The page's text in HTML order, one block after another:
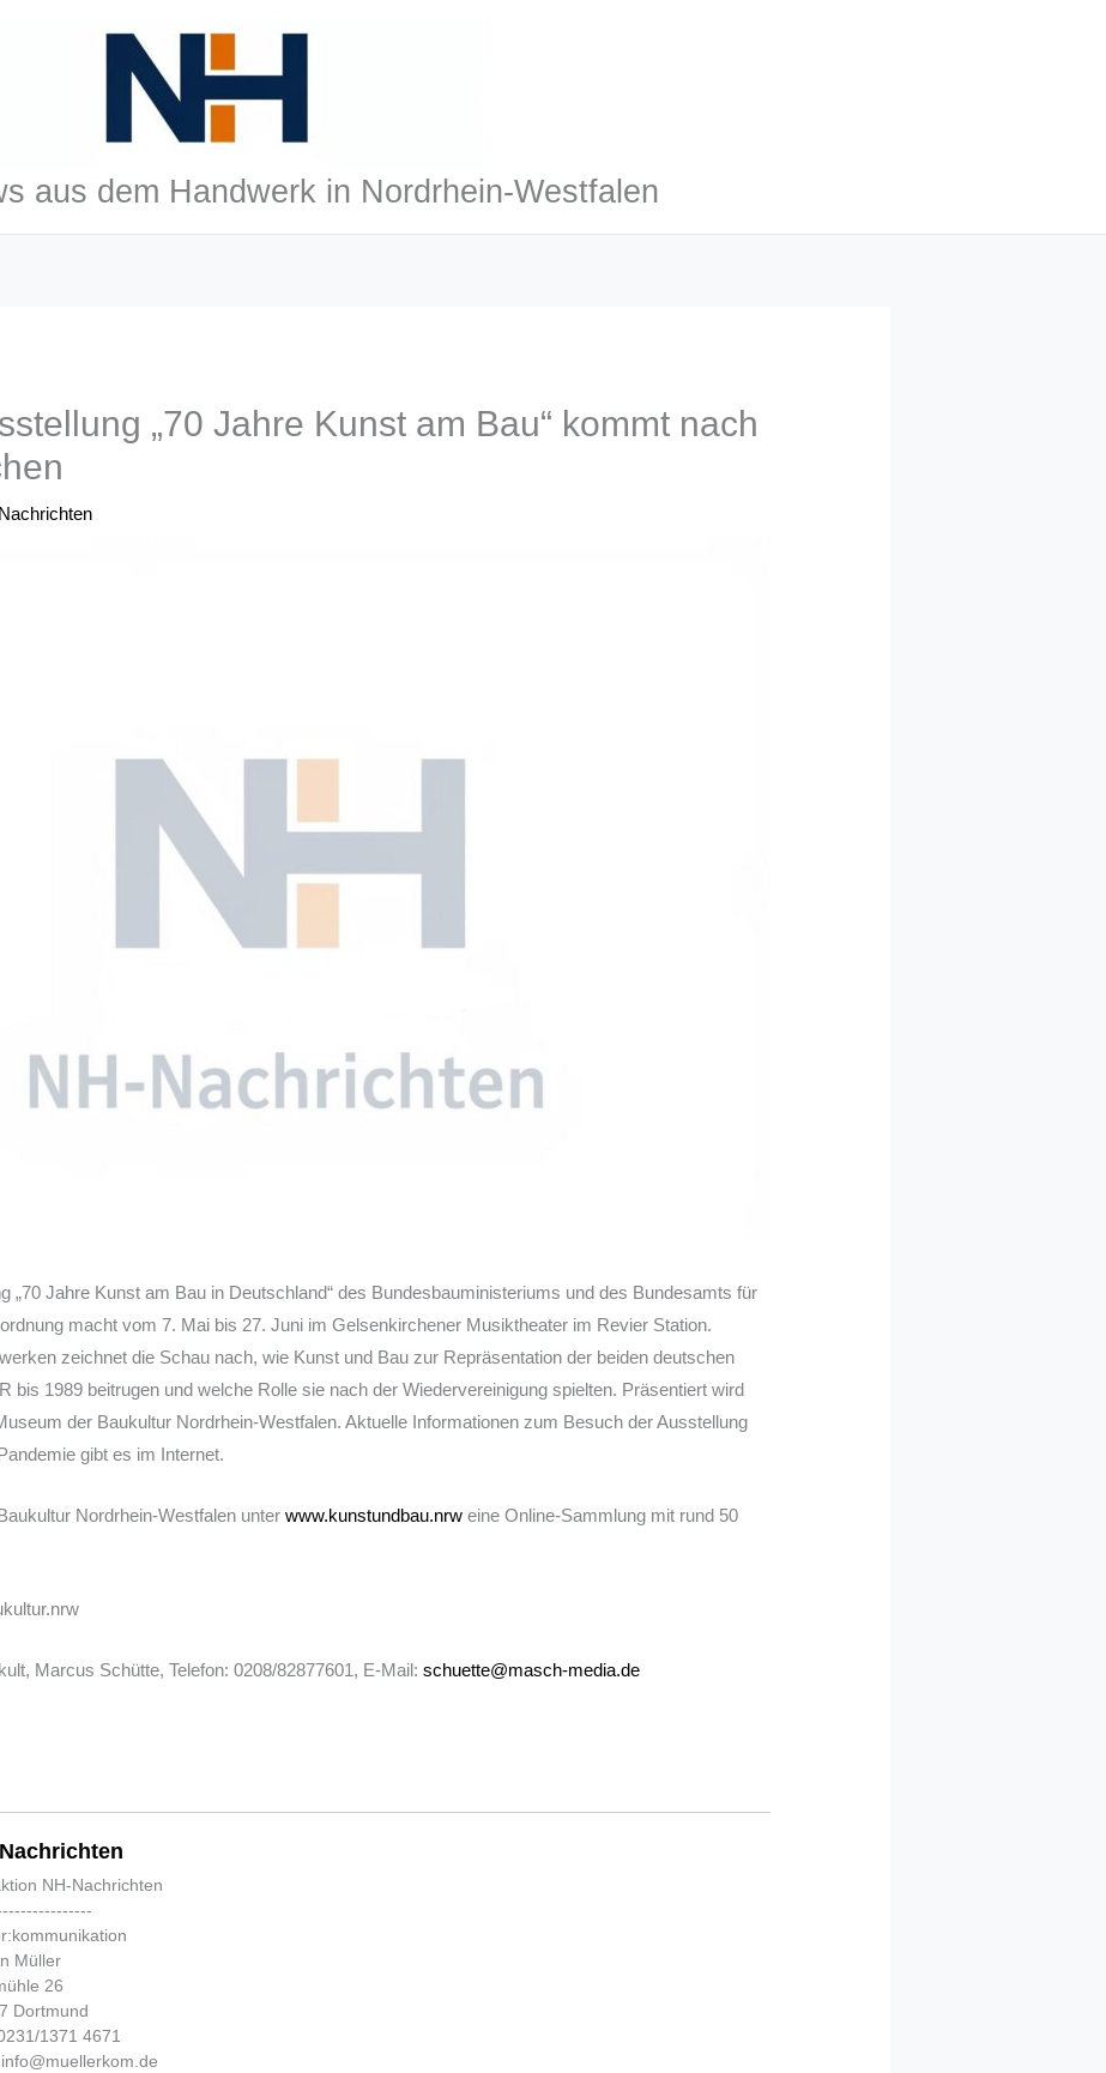
aus dem Handwerk in Nordrhein-Westfalen
„70 Jahre Kunst am Bau“ kommt nach
„70 Jahre Kunst am Bau in Deutschland“ des Bundesbauministeriums und des Bundesamts für
macht vom 7. Mai bis 27. Juni im Gelsenkirchener Musiktheater im Revier Station.
zeichnet die Schau nach, wie Kunst und Bau zur Repräsentation der beiden deutschen
bis 1989 beitrugen und welche Rolle sie nach der Wiedervereinigung spielten. Präsentiert wird
der Baukultur Nordrhein-Westfalen. Aktuelle Informationen zum Besuch der Ausstellung
gibt es im Internet.
Nordrhein-Westfalen unterwww.kunstundbau.nrw eine Online-Sammlung mit rund 50
Marcus Schütte, Telefon: 0208/82877601, E-Mail:schuette@masch-media.de
NH-Nachrichten
Müller
26
Dortmund
1371 4671